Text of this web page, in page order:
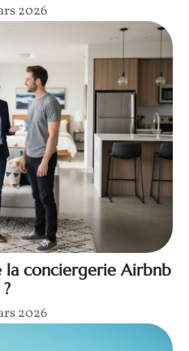
2026
conciergerie Airbnb
?
2026